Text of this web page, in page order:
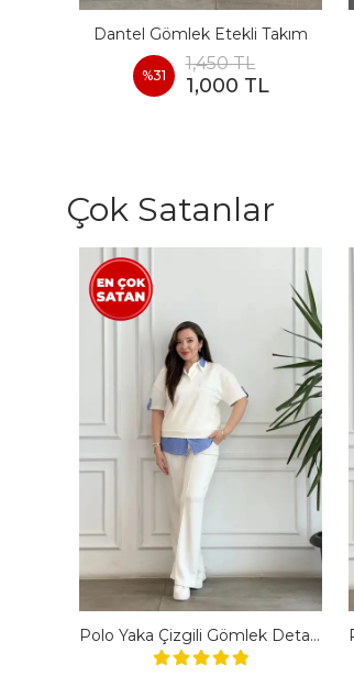
Dantel Gömlek Etekli Takım
%31
1,450 TL
1,000 TL
Çok Satanlar
Polo Yaka Çizgili Gömlek Detaylı Kısa Kollu Takım - BEYAZ